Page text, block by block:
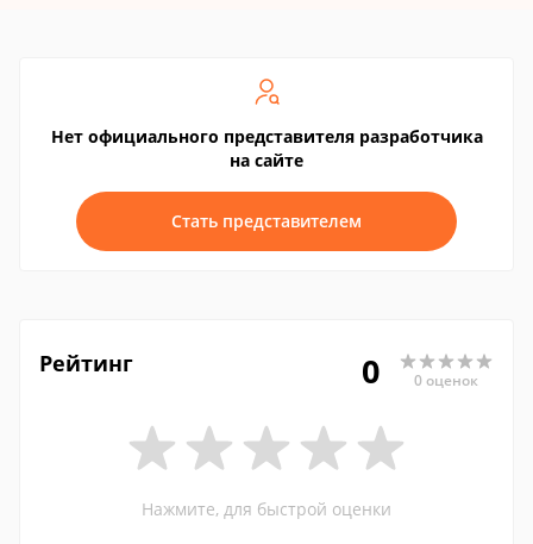
Нет официального представителя разработчика
на сайте
Стать представителем
Рейтинг 0 0 оценок
Нажмите, для быстрой оценки